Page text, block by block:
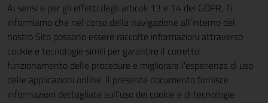
Ai sensi e per gli effetti degli articoli 13 e 14 del GDPR, Ti
informiamo che nel corso della navigazione all’interno del
nostro Sito possono essere raccolte informazioni attraverso
cookie e tecnologie simili per garantire il corretto
funzionamento delle procedure e migliorare l'esperienza di uso
delle applicazioni online. Il presente documento fornisce
informazioni dettagliate sull'uso dei cookie e di tecnologie